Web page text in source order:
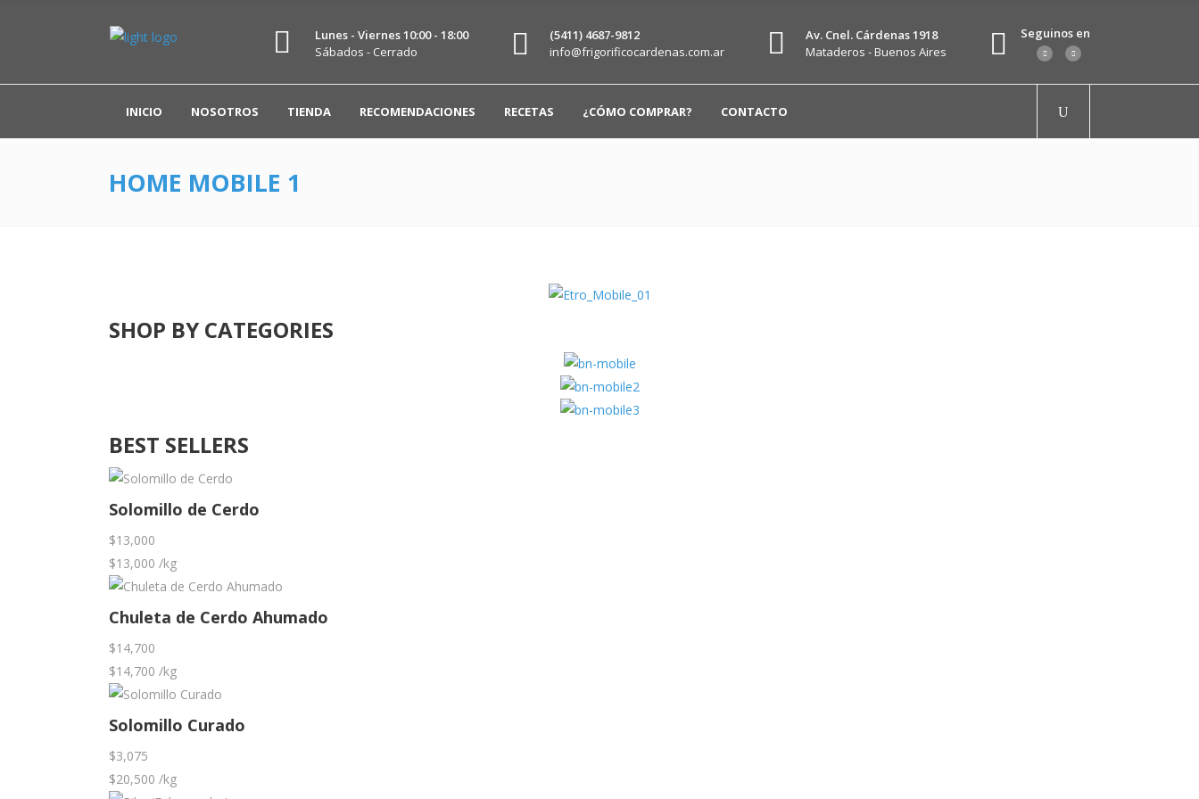
Lunes - Viernes 10:00 - 18:00
Sábados - Cerrado
(5411) 4687-9812
info@frigorificocardenas.com.ar
Av. Cnel. Cárdenas 1918
Mataderos - Buenos Aires
Seguinos en
INICIO NOSOTROS TIENDA RECOMENDACIONES RECETAS ¿CÓMO COMPRAR? CONTACTO
HOME MOBILE 1
SHOP BY CATEGORIES
BEST SELLERS
Solomillo de Cerdo
$13,000
$13,000 /kg
Chuleta de Cerdo Ahumado
$14,700
$14,700 /kg
Solomillo Curado
$3,075
$20,500 /kg